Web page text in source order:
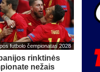
futbolo čempionatas 2028
rinktinės
nežais